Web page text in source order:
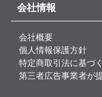
会社情報
会社概要
個人情報保護方針
特定商取引法に基づ
第三者広告事業者が